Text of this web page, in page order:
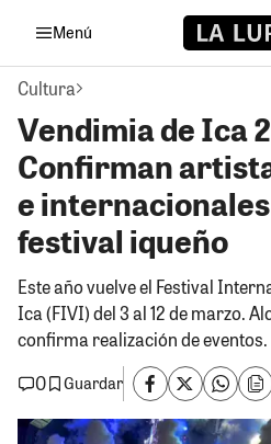
Menú
Cultura
Vendimia de Ica
Confirman
e
festival iqueño
Este año vuelve el Festival
Ica (FIVI) del 3 al 12 de marzo.
confirma realización de eventos.
0
Guardar